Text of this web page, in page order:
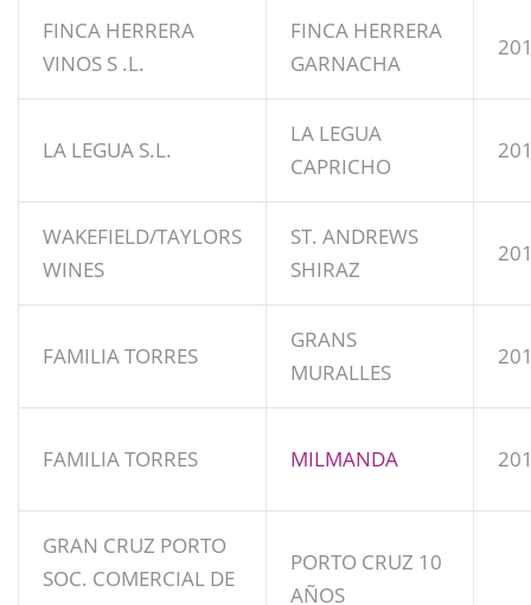
FINCA HERRERA
VINOS S .L.
FINCA HERRERA
GARNACHA
LA LEGUA S.L.
LA LEGUA
CAPRICHO
WAKEFIELD/TAYLORS
WINES
ST. ANDREWS
SHIRAZ
FAMILIA TORRES
GRANS
MURALLES
FAMILIA TORRES MILMANDA
GRAN CRUZ PORTO
SOC. COMERCIAL DE
PORTO CRUZ 10
AÑOS